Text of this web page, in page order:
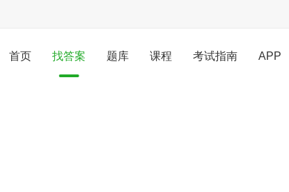
首页 找答案 题库 课程 考试指南 APP